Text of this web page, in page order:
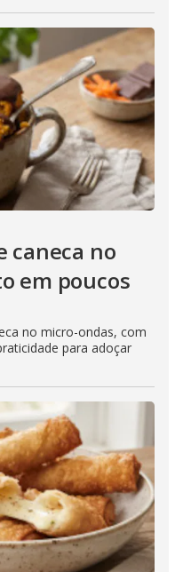
caneca no
em poucos
no micro-ondas, com
para adoçar